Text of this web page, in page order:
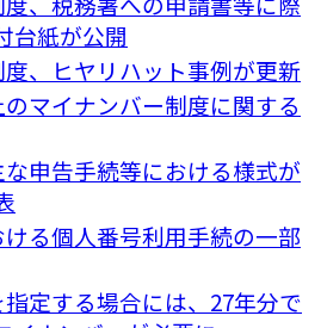
台紙が公開
、ヒヤリハット事例が更新
のマイナンバー制度に関する
申告手続等における様式が
る個人番号利用手続の一部
定する場合には、27年分で